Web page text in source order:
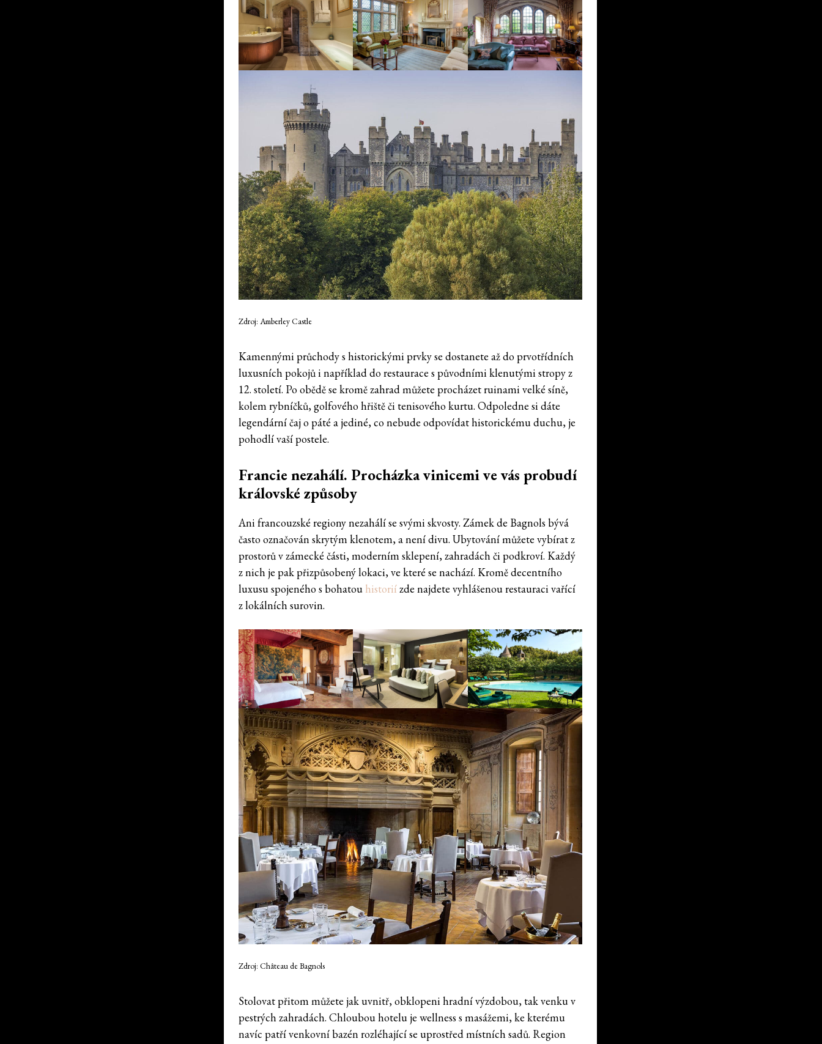
Zdroj: Amberley Castle
Kamennými průchody s historickými prvky se dostanete až do prvotřídních
luxusních pokojů i například do restaurace s původními klenutými stropy z
12. století. Po obědě se kromě zahrad můžete procházet ruinami velké síně,
kolem rybníčků, golfového hřiště či tenisového kurtu. Odpoledne si dáte
legendární čaj o páté a jediné, co nebude odpovídat historickému duchu, je
pohodlí vaší postele.
Francie nezahálí. Procházka vinicemi ve vás probudí
královské způsoby
Ani francouzské regiony nezahálí se svými skvosty. Zámek de Bagnols bývá
často označován skrytým klenotem, a není divu. Ubytování můžete vybírat z
prostorů v zámecké části, moderním sklepení, zahradách či podkroví. Každý
z nich je pak přizpůsobený lokaci, ve které se nachází. Kromě decentního
luxusu spojeného s bohatou historiízde najdete vyhlášenou restauraci vařící
z lokálních surovin.
Zdroj: Château de Bagnols
Stolovat přitom můžete jak uvnitř, obklopeni hradní výzdobou, tak venku v
pestrých zahradách. Chloubou hotelu je wellness s masážemi, ke kterému
navíc patří venkovní bazén rozléhající se uprostřed místních sadů. Region